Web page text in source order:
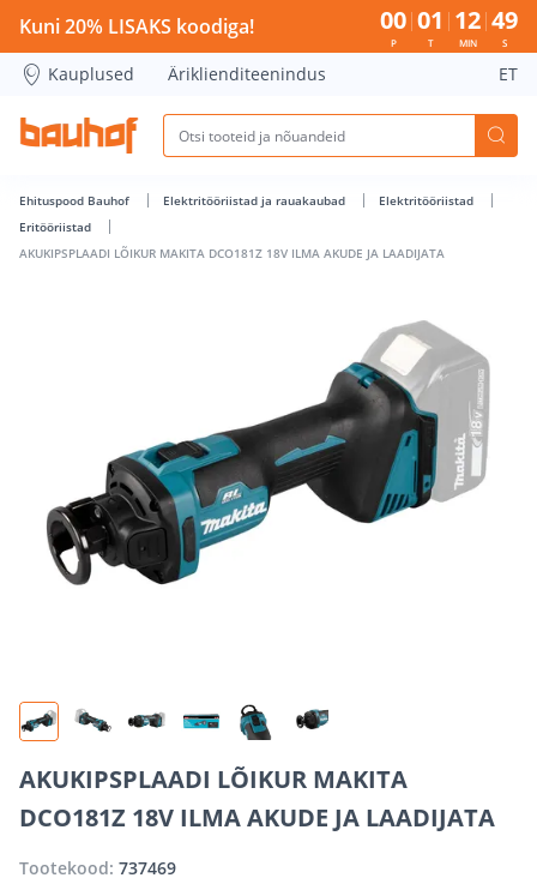
AKUKIPSPLAADI LÕIKUR MAKITA DCO181Z 18V ILMA
Kuni 20% LISAKS koodiga! 00
P
01
T
12
MIN
49
S
Kauplused Äriklienditeenindus ET
Ehituspood Bauhof Elektritööriistad ja rauakaubad
Elektritööriistad
Eritööriistad
AKUKIPSPLAADI LÕIKUR MAKITA DCO181Z 18V ILMA AKUDE JA LAADIJATA
AKUKIPSPLAADI LÕIKUR MAKITA
DCO181Z 18V ILMA AKUDE JA LAADIJATA
Tootekood: 737469